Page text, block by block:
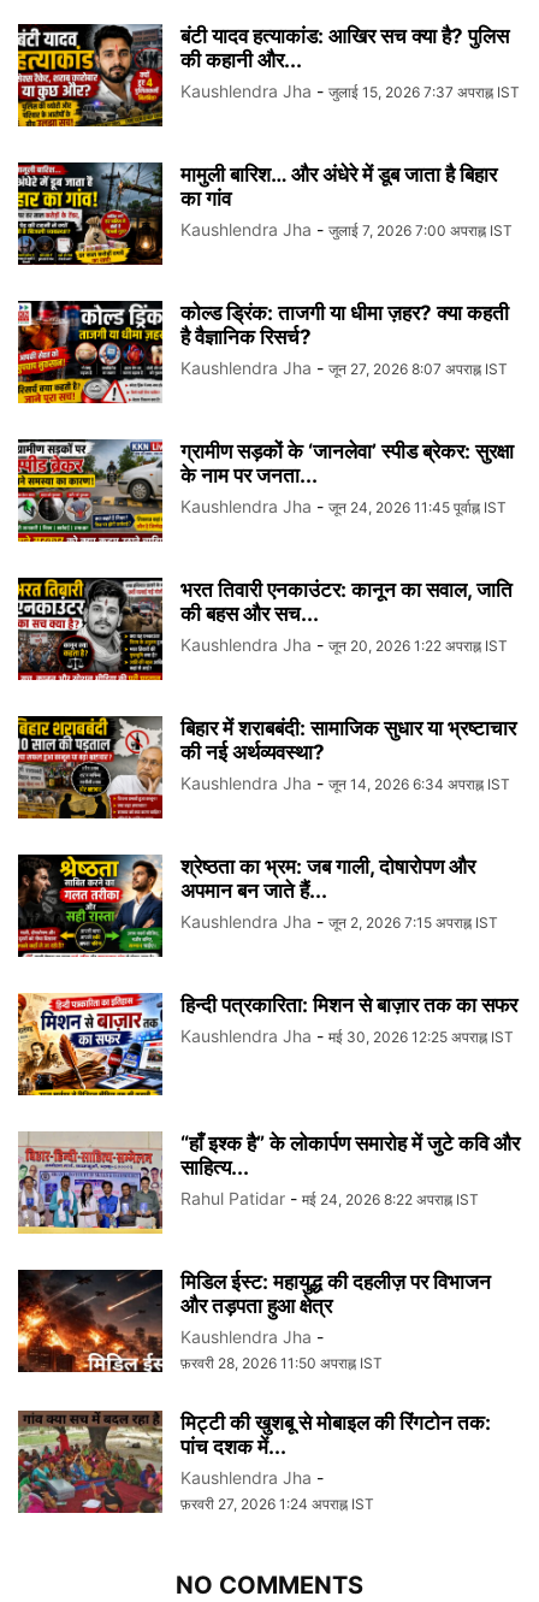
बंटी यादव हत्याकांड: आखिर सच क्या है? पुलिस
की कहानी और...
Kaushlendra Jha - जुलाई 15, 2026 7:37 अपराह्न IST
मामुली बारिश… और अंधेरे में डूब जाता है बिहार
का गांव
Kaushlendra Jha - जुलाई 7, 2026 7:00 अपराह्न IST
कोल्ड ड्रिंक: ताजगी या धीमा ज़हर? क्या कहती
है वैज्ञानिक रिसर्च?
Kaushlendra Jha - जून 27, 2026 8:07 अपराह्न IST
ग्रामीण सड़कों के ‘जानलेवा’ स्पीड ब्रेकर: सुरक्षा
के नाम पर जनता...
Kaushlendra Jha - जून 24, 2026 11:45 पूर्वाह्न IST
भरत तिवारी एनकाउंटर: कानून का सवाल, जाति
की बहस और सच...
Kaushlendra Jha - जून 20, 2026 1:22 अपराह्न IST
बिहार में शराबबंदी: सामाजिक सुधार या भ्रष्टाचार
की नई अर्थव्यवस्था?
Kaushlendra Jha - जून 14, 2026 6:34 अपराह्न IST
श्रेष्ठता का भ्रम: जब गाली, दोषारोपण और
अपमान बन जाते हैं...
Kaushlendra Jha - जून 2, 2026 7:15 अपराह्न IST
हिन्दी पत्रकारिता: मिशन से बाज़ार तक का सफर
Kaushlendra Jha - मई 30, 2026 12:25 अपराह्न IST
“हाँ इश्क है” के लोकार्पण समारोह में जुटे कवि और
साहित्य...
Rahul Patidar - मई 24, 2026 8:22 अपराह्न IST
मिडिल ईस्ट: महायुद्ध की दहलीज़ पर विभाजन
और तड़पता हुआ क्षेत्र
Kaushlendra Jha -
फ़रवरी 28, 2026 11:50 अपराह्न IST
मिट्टी की खुशबू से मोबाइल की रिंगटोन तक:
पांच दशक में...
Kaushlendra Jha -
फ़रवरी 27, 2026 1:24 अपराह्न IST
NO COMMENTS